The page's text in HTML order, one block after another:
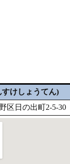
けしょうてん)
区日の出町2-5-30